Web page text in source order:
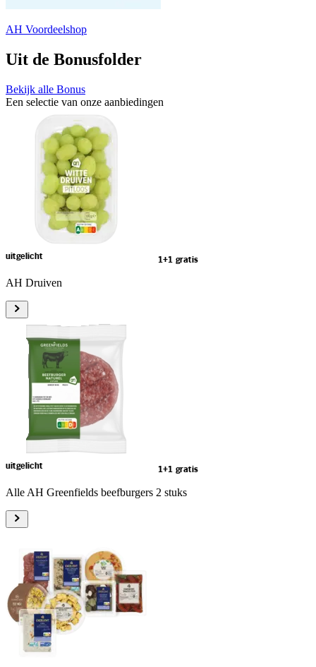
AH Voordeelshop
Uit de Bonusfolder
Bekijk alle Bonus
Een selectie van onze aanbiedingen
uitgelicht 1+1 gratis
AH Druiven
uitgelicht 1+1 gratis
Alle AH Greenfields beefburgers 2 stuks